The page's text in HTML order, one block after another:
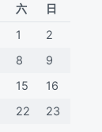
六
日
1
2
8
9
15
16
22
23